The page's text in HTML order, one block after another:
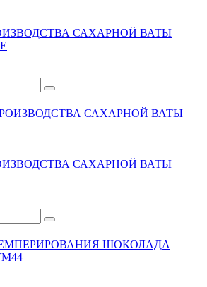
САХАРНОЙ ВАТЫ
САХАРНОЙ ВАТЫ